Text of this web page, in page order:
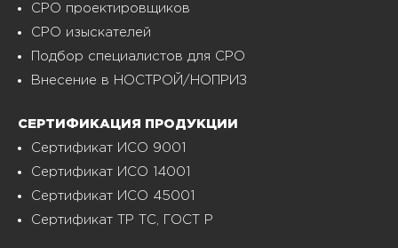
СРО проектировщиков
СРО изыскателей
Подбор специалистов для СРО
Внесение в НОСТРОЙ/НОПРИЗ
СЕРТИФИКАЦИЯ ПРОДУКЦИИ
Сертификат ИСО 9001
Сертификат ИСО 14001
Сертификат ИСО 45001
Сертификат ТР ТС, ГОСТ Р